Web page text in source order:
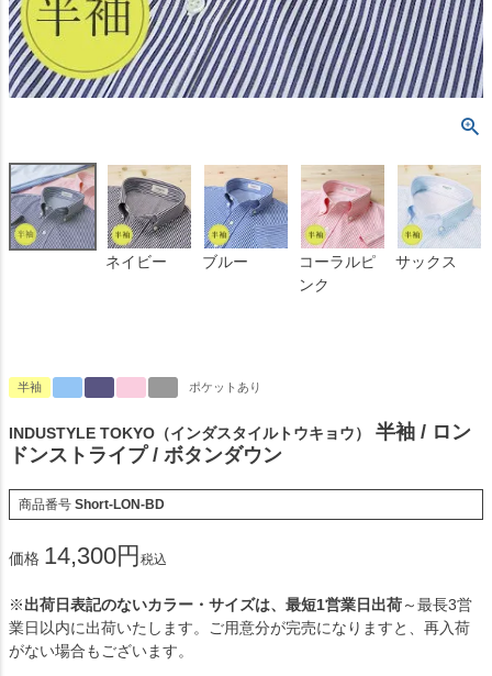
ネイビー ブルー
コーラルピ
ンク
サックス
半袖 ポケットあり
INDUSTYLE TOKYO（インダスタイルトウキョウ）
半袖 / ロン
ドンストライプ / ボタンダウン
商品番号 Short-LON-BD
価格 14,300 税込
※出荷日表記のないカラー・サイズは、最短1営業日出荷～最長3営
業日以内に出荷いたします。ご用意分が完売になりますと、再入荷
がない場合もございます。